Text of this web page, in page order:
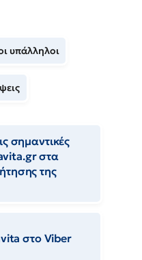
υπάλληλοι
σημαντικές
στα
της
στο Viber